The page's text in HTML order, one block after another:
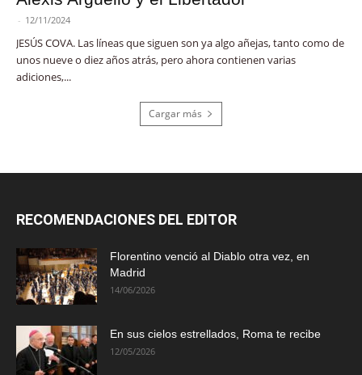
- 12/11/2024
JESÚS COVA. Las líneas que siguen son ya algo añejas, tanto como de
unos nueve o diez años atrás, pero ahora contienen varias
adiciones,...
Cargar más
RECOMENDACIONES DEL EDITOR
Florentino venció al Diablo otra vez, en
Madrid
14/06/2026
En sus cielos estrellados, Roma te recibe
12/05/2026